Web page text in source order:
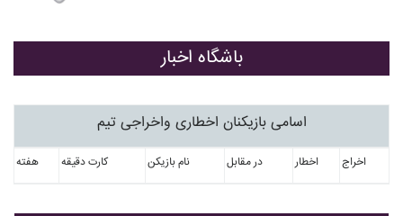
باشگاه اخبار
اسامی بازیکنان اخطاری واخراجی تیم
هفته کارت دقیقه نام بازیکن در مقابل اخطار اخراج